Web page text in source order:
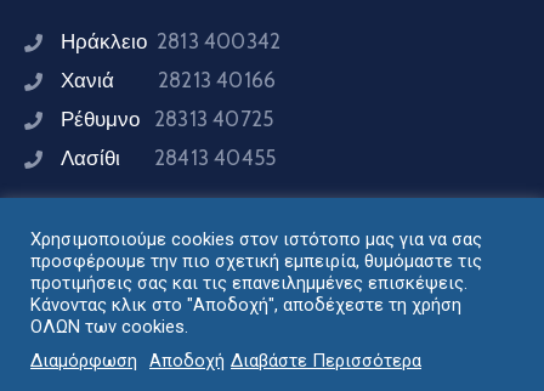
Ηράκλειο 2813 400342
Χανιά 28213 40166
Ρέθυμνο 28313 40725
Λασίθι 28413 40455
Συνδεθείτε μαζί μας
Διακυβέρνησης Περιφέρειας Κρήτης © 2024
Χρησιμοποιούμε cookies στον ιστότοπο μας για να σας
προσφέρουμε την πιο σχετική εμπειρία, θυμόμαστε τις
προτιμήσεις σας και τις επανειλημμένες επισκέψεις.
Κάνοντας κλικ στο "Αποδοχή", αποδέχεστε τη χρήση
ΟΛΩΝ των cookies.
Διαμόρφωση
Αποδοχή Διαβάστε Περισσότερα